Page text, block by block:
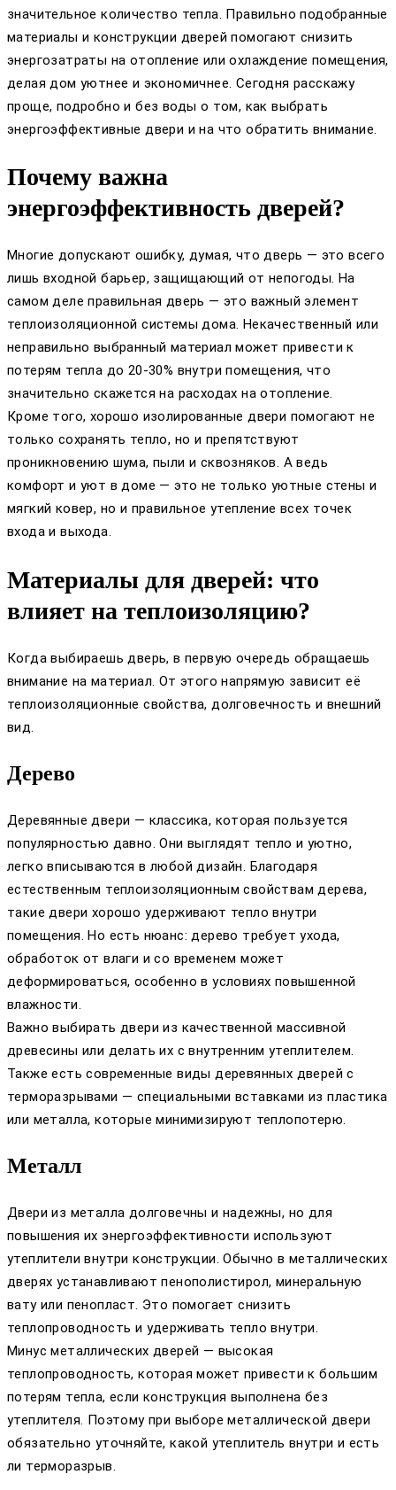
значительное количество тепла. Правильно подобранные
материалы и конструкции дверей помогают снизить
энергозатраты на отопление или охлаждение помещения,
делая дом уютнее и экономичнее. Сегодня расскажу
проще, подробно и без воды о том, как выбрать
энергоэффективные двери и на что обратить внимание.
Почему важна
энергоэффективность дверей?
Многие допускают ошибку, думая, что дверь — это всего
лишь входной барьер, защищающий от непогоды. На
самом деле правильная дверь — это важный элемент
теплоизоляционной системы дома. Некачественный или
неправильно выбранный материал может привести к
потерям тепла до 20-30% внутри помещения, что
значительно скажется на расходах на отопление.
Кроме того, хорошо изолированные двери помогают не
только сохранять тепло, но и препятствуют
проникновению шума, пыли и сквозняков. А ведь
комфорт и уют в доме — это не только уютные стены и
мягкий ковер, но и правильное утепление всех точек
входа и выхода.
Материалы для дверей: что
влияет на теплоизоляцию?
Когда выбираешь дверь, в первую очередь обращаешь
внимание на материал. От этого напрямую зависит её
теплоизоляционные свойства, долговечность и внешний
вид.
Дерево
Деревянные двери — классика, которая пользуется
популярностью давно. Они выглядят тепло и уютно,
легко вписываются в любой дизайн. Благодаря
естественным теплоизоляционным свойствам дерева,
такие двери хорошо удерживают тепло внутри
помещения. Но есть нюанс: дерево требует ухода,
обработок от влаги и со временем может
деформироваться, особенно в условиях повышенной
влажности.
Важно выбирать двери из качественной массивной
древесины или делать их с внутренним утеплителем.
Также есть современные виды деревянных дверей с
терморазрывами — специальными вставками из пластика
или металла, которые минимизируют теплопотерю.
Металл
Двери из металла долговечны и надежны, но для
повышения их энергоэффективности используют
утеплители внутри конструкции. Обычно в металлических
дверях устанавливают пенополистирол, минеральную
вату или пенопласт. Это помогает снизить
теплопроводность и удерживать тепло внутри.
Минус металлических дверей — высокая
теплопроводность, которая может привести к большим
потерям тепла, если конструкция выполнена без
утеплителя. Поэтому при выборе металлической двери
обязательно уточняйте, какой утеплитель внутри и есть
ли терморазрыв.